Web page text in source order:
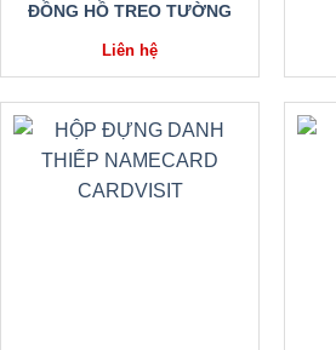
ĐỒNG HỒ TREO TƯỜNG
Liên hệ